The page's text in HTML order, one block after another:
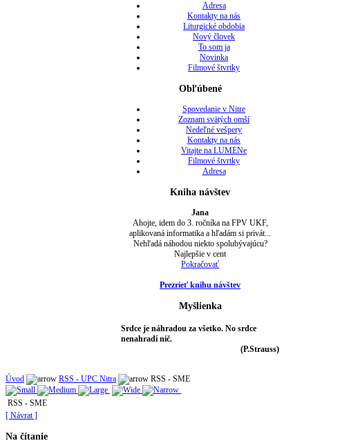
Adresa
Kontakty na nás
Liturgické obdobia
Nový človek
To som ja
Novinka
Filmové štvrtky
Obľúbené
Spovedanie v Nitre
Zoznam svätých omší
Nedeľné vešpery
Kontakty na nás
Vitajte na LUMENe
Filmové štvrtky
Adresa
Kniha návštev
Jana
Ahojte, idem do 3. ročníka na FPV UKF,
aplikovaná informatika a hľadám si privát...
Nehľadá náhodou niekto spolubývajúcu?
Najlepšie v cent
Pokračovať
Prezrieť knihu návštev
Myšlienka
Srdce je náhradou za všetko. No srdce
nenahradí nič.
(P.Strauss)
Úvod RSS - UPC Nitra RSS - SME
RSS - SME
[ Návrat ]
Na čítanie